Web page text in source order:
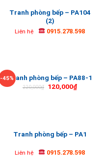
Tranh phòng bếp – PA104
(2)
Liên hệ 0915.278.598
-45%Tranh phòng bếp – PA88-1
220,000₫ 120,000₫
Tranh phòng bếp – PA1
Liên hệ 0915.278.598